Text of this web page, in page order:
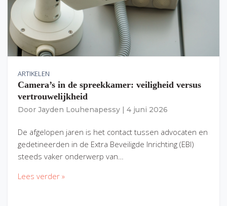
ARTIKELEN
Camera’s in de spreekkamer: veiligheid versus
vertrouwelijkheid
Door Jayden Louhenapessy 4 juni 2026
De afgelopen jaren is het contact tussen advocaten en
gedetineerden in de Extra Beveiligde Inrichting (EBI)
steeds vaker onderwerp van…
Lees verder »